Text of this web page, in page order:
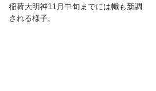
稲荷大明神11月中旬までには幟も新調
される様子。